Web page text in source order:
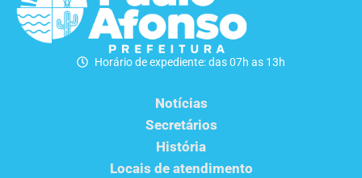
Horário de expediente: das 07h as 13h
Notícias
Secretários
História
Locais de atendimento